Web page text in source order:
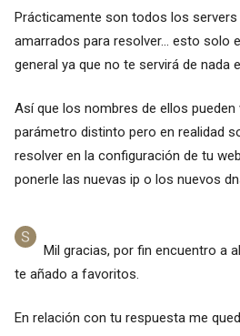
Prácticamente son todos los servers
amarrados para resolver... esto solo
general ya que no te servirá de nada
Así que los nombres de ellos
parámetro distinto pero en realidad
resolver en la configuración de tu
ponerle las nuevas ip o los nuevos
Mil gracias, por fin encuentro a
te añado a favoritos.
En relación con tu respuesta me